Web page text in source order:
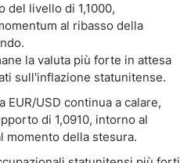
del livello di 1,1000,
al ribasso della
la valuta più forte in attesa
sull'inflazione statunitense.
EUR/USD continua a calare,
di 1,0910, intorno al
momento della stesura.